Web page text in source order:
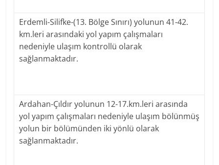
Erdemli-Silifke-(13. Bölge Sınırı) yolunun 41-42.
km.leri arasındaki yol yapım çalışmaları
nedeniyle ulaşım kontrollü olarak
sağlanmaktadır.
Ardahan-Çıldır yolunun 12-17.km.leri arasında
yol yapım çalışmaları nedeniyle ulaşım bölünmüş
yolun bir bölümünden iki yönlü olarak
sağlanmaktadır.